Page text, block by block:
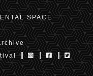
SPACE